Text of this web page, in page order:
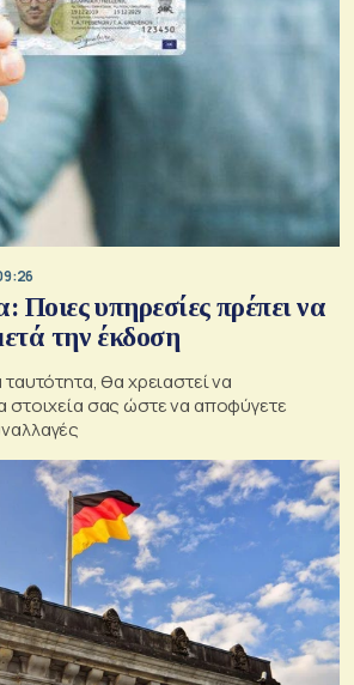
Ποιες υπηρεσίες πρέπει να
την έκδοση
θα χρειαστεί να
στοιχεία σας ώστε να αποφύγετε